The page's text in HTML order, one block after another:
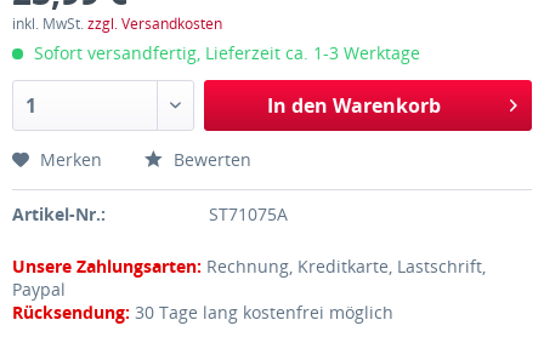
inkl. MwSt.zzgl. Versandkosten
Sofort versandfertig, Lieferzeit ca. 1-3 Werktage
In den Warenkorb
Merken Bewerten
Artikel-Nr.: ST71075A
Unsere Zahlungsarten: Rechnung, Kreditkarte, Lastschrift,
Paypal
Rücksendung: 30 Tage lang kostenfrei möglich